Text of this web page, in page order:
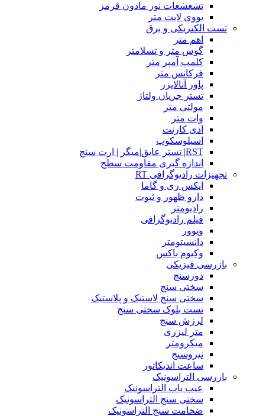
تشعشعات نور مادون قرمز
یووی لایت متر
تست الکتریکی و برق
اهم متر
گوس متر و تسلامتر
کلمپ آمپر متر
فرکانس متر
پاور آنالایزر
تستر جریان ولتاژ
مولتی متر
وات متر
ادی کارنت
اسیلوسکوپ
RST| تستر عایق|میگر | ارت سنج
اندازه گیری مقاومت سطح
تجهیزات رادیوگرافی RT
ایکس ری و گاما
دارو ظهور و ثبوت
رادیومتر
فیلم رادیوگرافی
ویوور
دانسیتومتر
وکیوم باکس
بازرسی فیزیکی
دورسنج
سختی سنج
سختی سنج لاستیک و پلاستیک
تست بلوک سختی سنج
لرزش سنج
متر لیزری
میکرومتر
نیروسنج
ساعت اندیکاتور
بازرسی التراسونیک
عیب یاب التراسونیک
سختی سنج التراسونیک
ضخامت سنج التراسونیک